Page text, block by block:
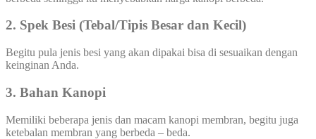
2. Spek Besi (Tebal/Tipis Besar dan Kecil)
Begitu pula jenis besi yang akan dipakai bisa di sesuaikan dengan
keinginan Anda.
3. Bahan Kanopi
Memiliki beberapa jenis dan macam kanopi membran, begitu juga
ketebalan membran yang berbeda – beda.